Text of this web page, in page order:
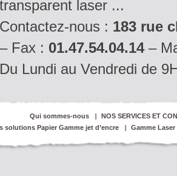
transparent laser ...
Contactez-nous : 183 rue
– Fax : 01.47.54.04.14–
Du Lundi au Vendredi de
Qui sommes-nous
NOS SERVICES ET
solutions Papier Gamme jet d’encre
Gamme Laser